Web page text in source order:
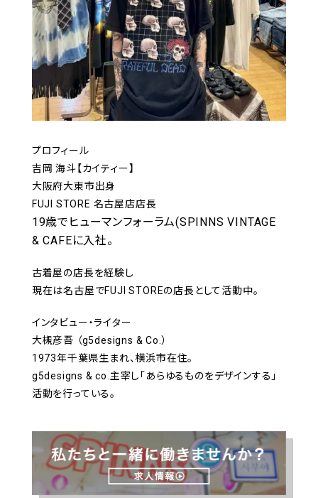
プロフィール
吉岡 海斗【カイティー】
大阪府大東市出身
FUJI STORE 名古屋店店長
19歳でヒューマンフォーラム(SPINNS VINTAGE
& CAFEに入社。
古着屋の店長を経験し
現在は名古屋でFUJI STOREの店長として活動中。
インタビュー・ライター
大槻彦吾 （g5designs & Co.）
1973年千葉県生まれ、横浜市在住。
g5designs & co.主宰し「あらゆるものをデザインする」
活動を行っている。